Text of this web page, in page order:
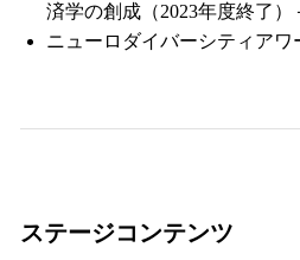
済学の創成（2023年度終了）
ニューロダイバーシティアワ
ステージコンテンツ